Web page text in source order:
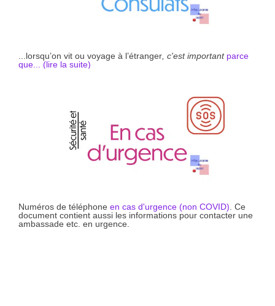
...lorsqu’on vit ou voyage à l’étranger , c'est important parce
que... (lire la suite)
Numéros de téléphone en cas d'urgence (non COVID) . Ce
document contient aussi les informations pour contacter une
ambassade etc. en urgence.